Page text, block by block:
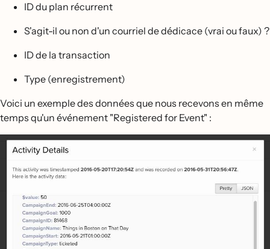
ID du plan récurrent
S'agit-il ou non d'un courriel de dédicace (vrai ou faux) ?
ID de la transaction
Type (enregistrement)
Voici un exemple des données que nous recevons en même
temps qu'un événement "Registered for Event" :